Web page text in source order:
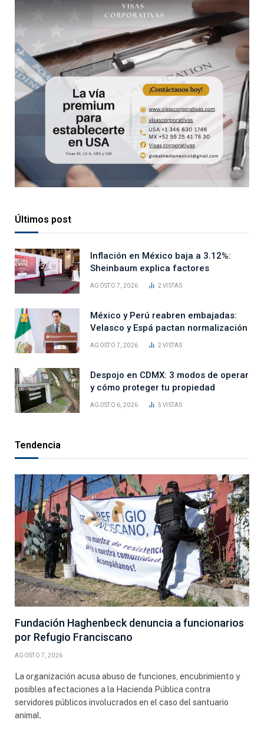
Últimos post
Inflación en México baja a 3.12%:
Sheinbaum explica factores
AGOSTO 7, 2026 2VISTAS
México y Perú reabren embajadas:
Velasco y Espá pactan normalización
AGOSTO 7, 2026 2VISTAS
Despojo en CDMX: 3 modos de operar
y cómo proteger tu propiedad
AGOSTO 6, 2026 5VISTAS
Tendencia
Fundación Haghenbeck denuncia a funcionarios
por Refugio Franciscano
AGOSTO 7, 2026
La organización acusa abuso de funciones, encubrimiento y
posibles afectaciones a la Hacienda Pública contra
servidores públicos involucrados en el caso del santuario
animal.